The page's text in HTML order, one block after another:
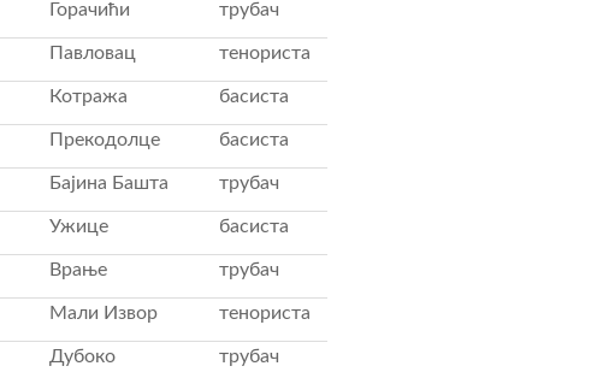
Горачићи трубач
Павловац тенориста
Котража басиста
Прекодолце басиста
Бајина Башта трубач
Ужице басиста
Врање трубач
Мали Извор тенориста
Дубоко трубач